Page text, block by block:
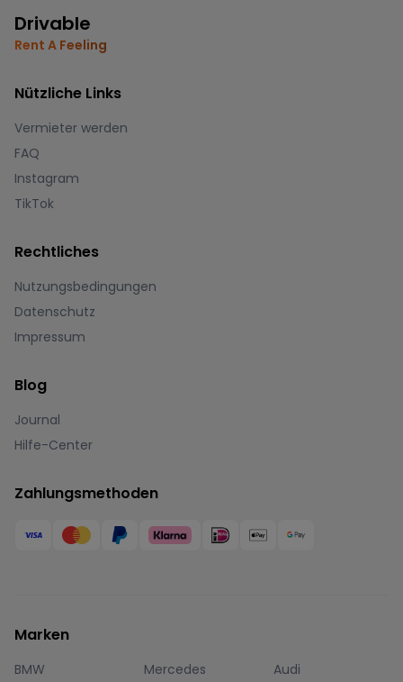
Drivable
Rent A Feeling
Nützliche Links
Vermieter werden
FAQ
Instagram
TikTok
Rechtliches
Nutzungsbedingungen
Datenschutz
Impressum
Blog
Journal
Hilfe-Center
Zahlungsmethoden
Marken
BMW Mercedes
Audi